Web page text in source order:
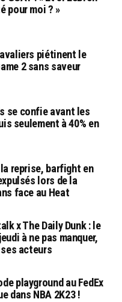
pour moi ? »
piétinent le
2 sans saveur
se confie avant les
seulement à 40% en
reprise, barfight en
lors de la
face au Heat
x The Daily Dunk : le
à ne pas manquer,
acteurs
playground au FedEx
dans NBA 2K23 !